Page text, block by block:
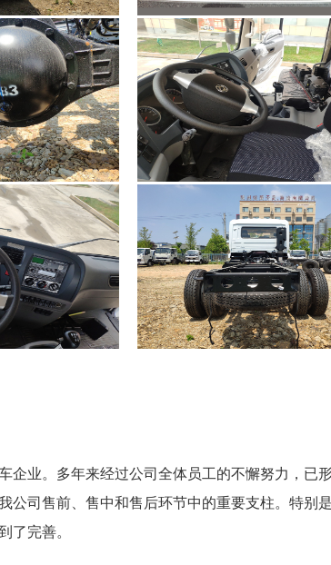
企业。多年来经过公司全体员工的不懈努力，已
公司售前、售中和售后环节中的重要支柱。特别
了完善。